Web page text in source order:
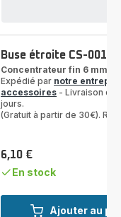
Ajouter au
Buse étroite CS-
Concentrateur fin 6 mm
Expédié par notre entrepôt
accessoires - Livraison de
jours.
(Gratuit à partir de 30€).
Prix
6,10 €
En stock